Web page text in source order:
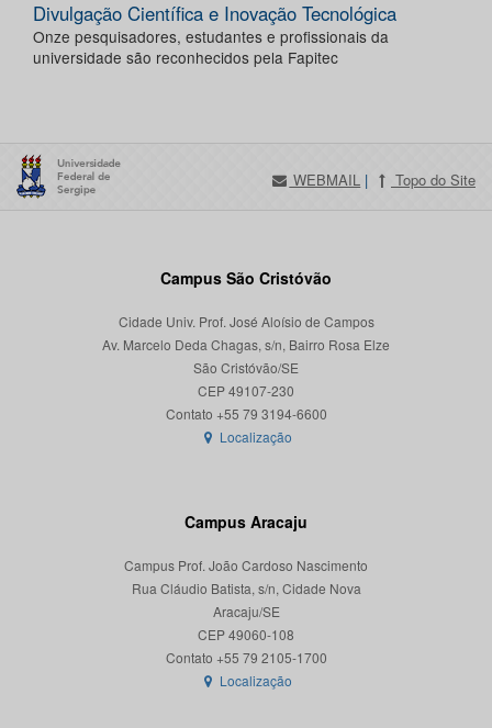
Divulgação Científica e Inovação Tecnológica
Onze pesquisadores, estudantes e profissionais da
universidade são reconhecidos pela Fapitec
WEBMAIL | Topo do Site
Campus São Cristóvão
Cidade Univ. Prof. José Aloísio de Campos
Av. Marcelo Deda Chagas, s/n, Bairro Rosa Elze
São Cristóvão/SE
CEP 49107-230
Localização
Campus Aracaju
Campus Prof. João Cardoso Nascimento
Rua Cláudio Batista, s/n, Cidade Nova
Aracaju/SE
CEP 49060-108
Localização